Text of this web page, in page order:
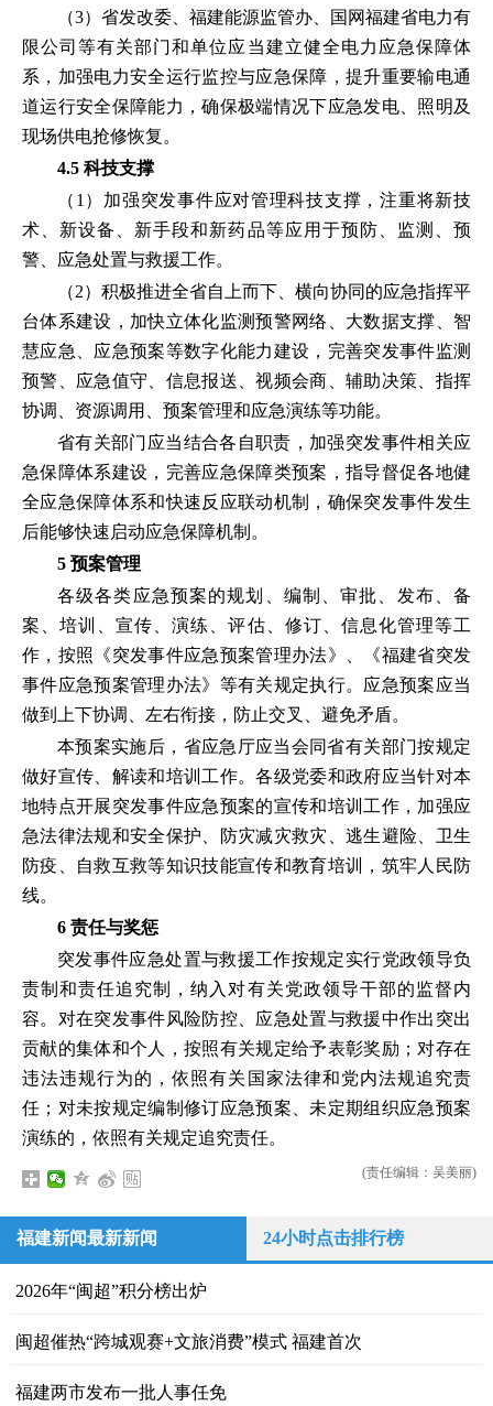
（3）省发改委、福建能源监管办、国网福建省电力有
限公司等有关部门和单位应当建立健全电力应急保障体
系，加强电力安全运行监控与应急保障，提升重要输电通
道运行安全保障能力，确保极端情况下应急发电、照明及
现场供电抢修恢复。
4.5 科技支撑
（1）加强突发事件应对管理科技支撑，注重将新技
术、新设备、新手段和新药品等应用于预防、监测、预
警、应急处置与救援工作。
（2）积极推进全省自上而下、横向协同的应急指挥平
台体系建设，加快立体化监测预警网络、大数据支撑、智
慧应急、应急预案等数字化能力建设，完善突发事件监测
预警、应急值守、信息报送、视频会商、辅助决策、指挥
协调、资源调用、预案管理和应急演练等功能。
省有关部门应当结合各自职责，加强突发事件相关应
急保障体系建设，完善应急保障类预案，指导督促各地健
全应急保障体系和快速反应联动机制，确保突发事件发生
后能够快速启动应急保障机制。
5 预案管理
各级各类应急预案的规划、编制、审批、发布、备
案、培训、宣传、演练、评估、修订、信息化管理等工
作，按照《突发事件应急预案管理办法》、《福建省突发
事件应急预案管理办法》等有关规定执行。应急预案应当
做到上下协调、左右衔接，防止交叉、避免矛盾。
本预案实施后，省应急厅应当会同省有关部门按规定
做好宣传、解读和培训工作。各级党委和政府应当针对本
地特点开展突发事件应急预案的宣传和培训工作，加强应
急法律法规和安全保护、防灾减灾救灾、逃生避险、卫生
防疫、自救互救等知识技能宣传和教育培训，筑牢人民防
线。
6 责任与奖惩
突发事件应急处置与救援工作按规定实行党政领导负
责制和责任追究制，纳入对有关党政领导干部的监督内
容。对在突发事件风险防控、应急处置与救援中作出突出
贡献的集体和个人，按照有关规定给予表彰奖励；对存在
违法违规行为的，依照有关国家法律和党内法规追究责
任；对未按规定编制修订应急预案、未定期组织应急预案
演练的，依照有关规定追究责任。
(责任编辑：吴美丽)
福建新闻最新新闻 24小时点击排行榜
2026年“闽超”积分榜出炉
闽超催热“跨城观赛+文旅消费”模式 福建首次
福建两市发布一批人事任免